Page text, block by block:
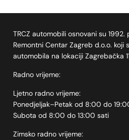
TRCZ automobili osnovani su 1992.
Remontni Centar Zagreb d.o.o. koji
automobila na lokaciji Zagrebačka
Radno vrijeme:
Ljetno radno vrijeme:
Ponedjeljak–Petak od 8:00 do
Subota od 8:00 do 13:00 sati
Zimsko radno vrijeme: